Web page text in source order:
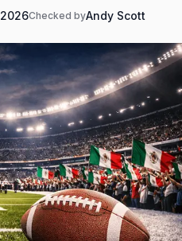
Checked byAndy Scott